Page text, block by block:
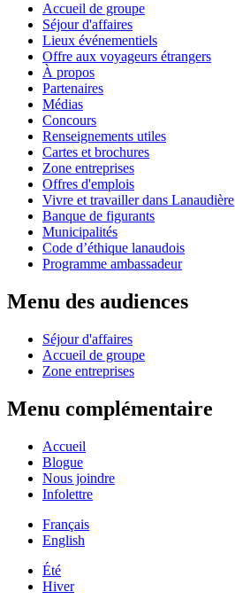
Accueil de groupe
Séjour d'affaires
Lieux événementiels
Offre aux voyageurs étrangers
À propos
Partenaires
Médias
Concours
Renseignements utiles
Cartes et brochures
Zone entreprises
Offres d'emplois
Vivre et travailler dans Lanaudière
Banque de figurants
Municipalités
Code d’éthique lanaudois
Programme ambassadeur
Menu des audiences
Séjour d'affaires
Accueil de groupe
Zone entreprises
Menu complémentaire
Accueil
Blogue
Nous joindre
Infolettre
Français
English
Été
Hiver